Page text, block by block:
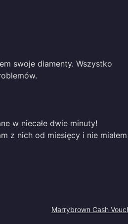
swoje diamenty. Wszystko
w niecałe dwie minuty!
z nich od miesięcy i nie miałem
Marrybrown Cash